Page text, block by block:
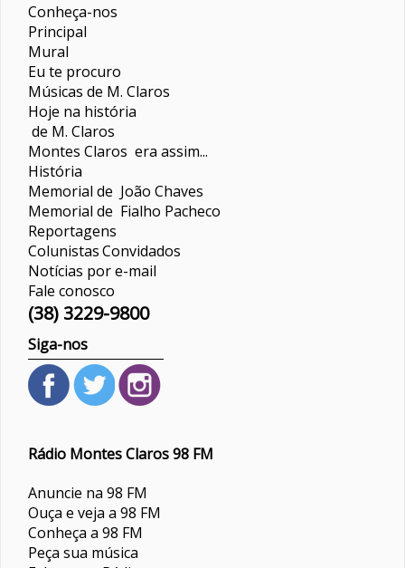
Conheça-nos
Principal
Mural
Eu te procuro
Músicas de M. Claros
Hoje na história
de M. Claros
Montes Claros era assim...
História
Memorial de João Chaves
Memorial de Fialho Pacheco
Reportagens
ColunistasConvidados
Notícias por e-mail
Fale conosco
(38) 3229-9800
Siga-nos
Rádio Montes Claros 98 FM
Anuncie na 98 FM
Ouça e veja a 98 FM
Conheça a 98 FM
Peça sua música